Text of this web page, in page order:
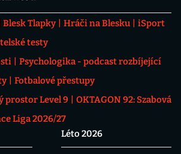
Blesk Tlapky Hráči na Blesku
iSport
testy
Psychologika - podcast rozbíjející
Fotbalové přestupy
prostor Level 9
OKTAGON 92: Szabová
Liga 2026/27
Léto 2026